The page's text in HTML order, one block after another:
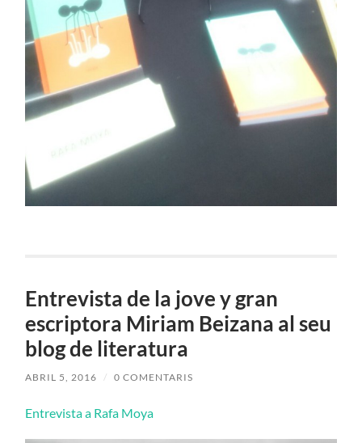
Entrevista de la jove y gran
escriptora Miriam Beizana al seu
blog de literatura
ABRIL 5, 2016 / 0 COMENTARIS
Entrevista a Rafa Moya